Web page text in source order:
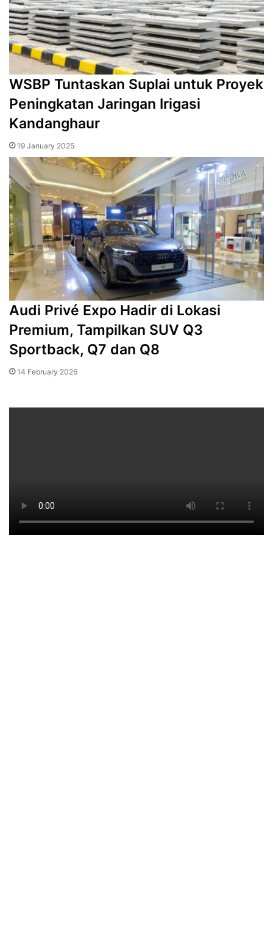
WSBP Tuntaskan Suplai untuk Proyek
Peningkatan Jaringan Irigasi
Kandanghaur
19 January 2025
Audi Privé Expo Hadir di Lokasi
Premium, Tampilkan SUV Q3
Sportback, Q7 dan Q8
14 February 2026